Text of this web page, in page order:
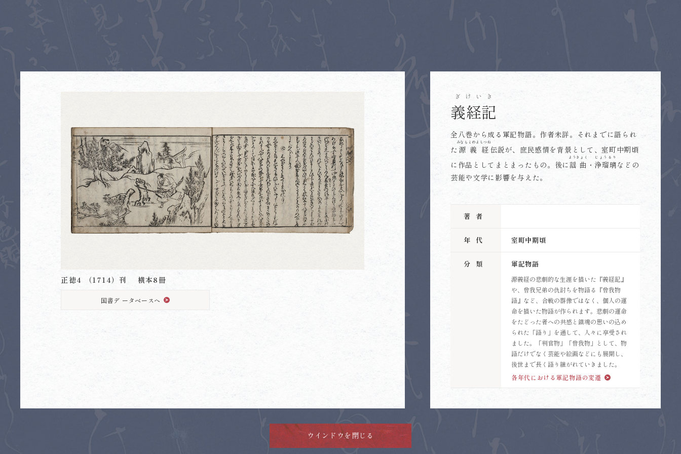
正徳4 （1714）刊 横本8冊
国書デ ータベースへ
義経記
ぎけいき
全八巻から成る軍記物語。作者未詳。それまでに語られ
た 源義経
みなもとのよしつね
伝説が、庶民感情を背景として、室町中期頃
に作品としてまとまったもの。後に謡曲
ようきょく
・ 浄瑠璃
じょうるり
などの
芸能や文学に影響を与えた。
著者
年代 室町中期頃
分類 軍記物語
源義経の悲劇的な生涯を描いた『義経記』
や、曾我兄弟の仇討ちを物語る『曾我物
語』など、合戦の群像ではなく、個人の運
命を描いた物語が作られます。悲劇の運命
をたどった者への共感と鎮魂の思いの込め
られた「語り」を通して、人々に享受され
ました。「判官物」「曾我物」として、物
語だけでなく芸能や絵画などにも展開し、
後世まで長く語り継がれていきました。
各年代における軍記物語の変遷
ウインドウを閉じる